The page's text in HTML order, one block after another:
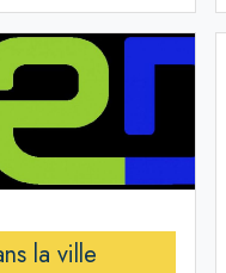
la ville